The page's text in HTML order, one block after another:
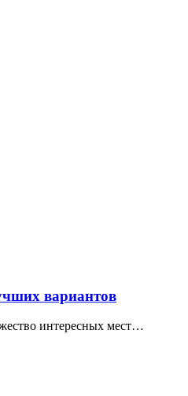
вариантов
интересных мест…